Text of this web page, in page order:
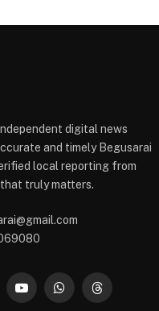
digital news
and timely Begusarai
local reporting from
truly matters.
YouTubeWhatsAppThreads